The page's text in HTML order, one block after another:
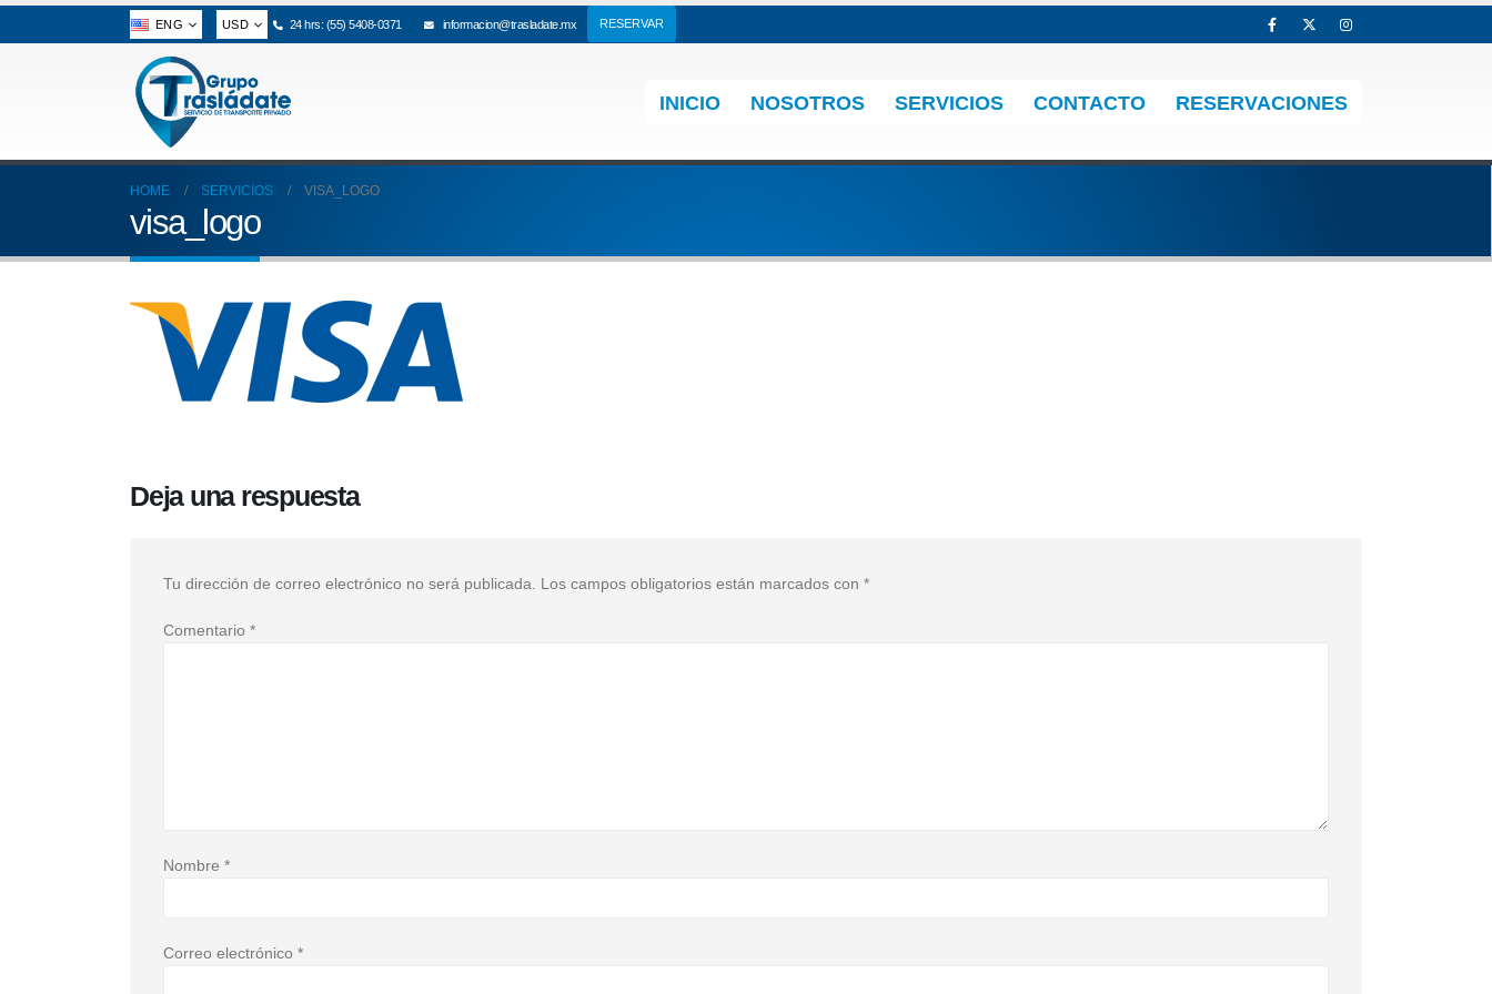
ENG USD 24 hrs: (55) 5408-0371 informacion@trasladate.mx
INICIO NOSOTROS SERVICIOS CONTACTO RESERVACIONES
HOME SERVICIOS VISA_LOGO
visa_logo
Deja una respuesta
Tu dirección de correo electrónico no será publicada. Los campos obligatorios están marcados con *
Comentario *
Nombre *
Correo electrónico *